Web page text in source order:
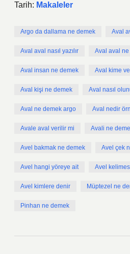
Tarih: Makaleler
Argo da dallama ne demek Aval
Aval aval nasıl yazılır Aval aval
Aval insan ne demek Aval kime
Aval kişi ne demek Aval nasıl
Aval ne demek argo Aval nedir
Avale aval verilir mi Avali ne
Avel bakmak ne demek Avel çek
Avel hangi yöreye ait Avel
Avel kimlere denir Müptezel ne
Pinhan ne demek